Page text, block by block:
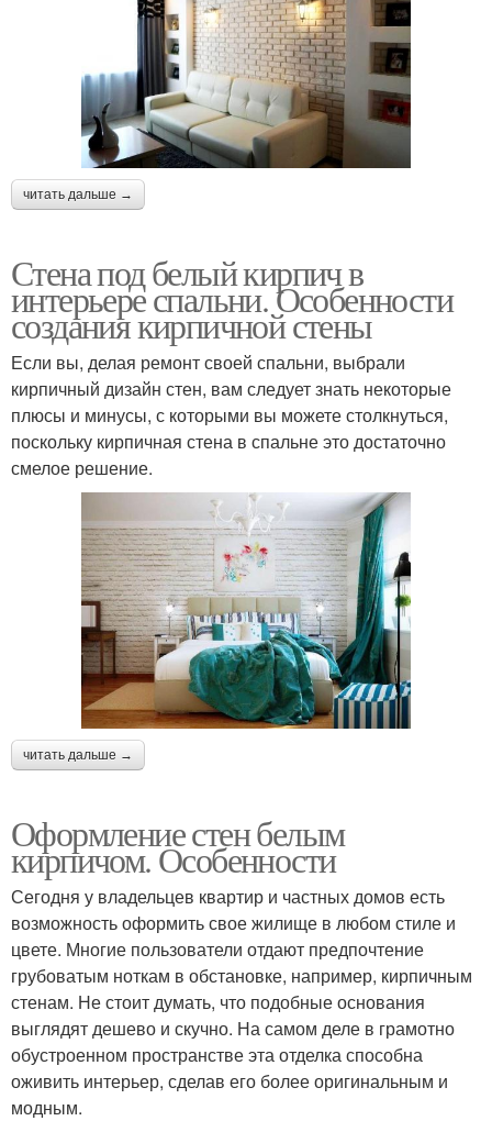
читать дальше →
Стена под белый кирпич в
интерьере спальни. Особенности
создания кирпичной стены
Если вы, делая ремонт своей спальни, выбрали
кирпичный дизайн стен, вам следует знать некоторые
плюсы и минусы, с которыми вы можете столкнуться,
поскольку кирпичная стена в спальне это достаточно
смелое решение.
читать дальше →
Оформление стен белым
кирпичом. Особенности
Сегодня у владельцев квартир и частных домов есть
возможность оформить свое жилище в любом стиле и
цвете. Многие пользователи отдают предпочтение
грубоватым ноткам в обстановке, например, кирпичным
стенам. Не стоит думать, что подобные основания
выглядят дешево и скучно. На самом деле в грамотно
обустроенном пространстве эта отделка способна
оживить интерьер, сделав его более оригинальным и
модным.